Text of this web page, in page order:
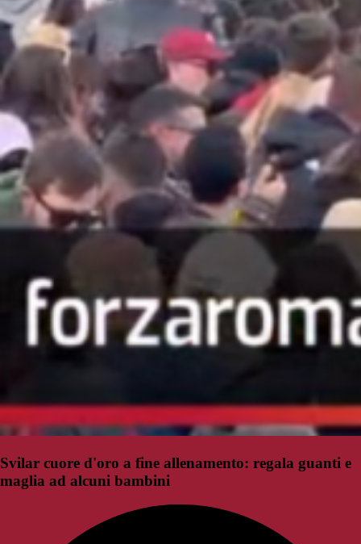
Svilar cuore d'oro a fine allenamento: regala guanti e
maglia ad alcuni bambini